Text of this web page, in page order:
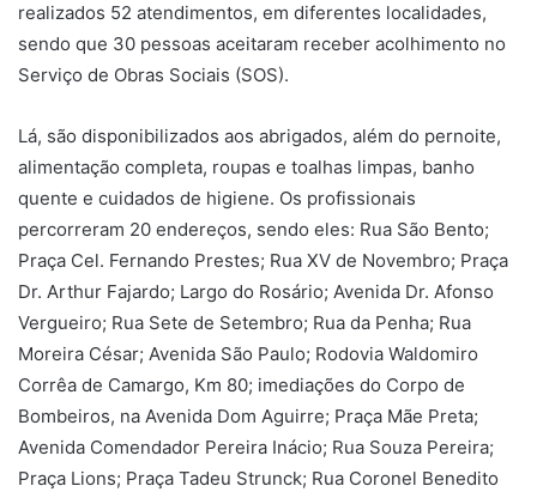
realizados 52 atendimentos, em diferentes localidades,
sendo que 30 pessoas aceitaram receber acolhimento no
Serviço de Obras Sociais (SOS).
Lá, são disponibilizados aos abrigados, além do pernoite,
alimentação completa, roupas e toalhas limpas, banho
quente e cuidados de higiene. Os profissionais
percorreram 20 endereços, sendo eles: Rua São Bento;
Praça Cel. Fernando Prestes; Rua XV de Novembro; Praça
Dr. Arthur Fajardo; Largo do Rosário; Avenida Dr. Afonso
Vergueiro; Rua Sete de Setembro; Rua da Penha; Rua
Moreira César; Avenida São Paulo; Rodovia Waldomiro
Corrêa de Camargo, Km 80; imediações do Corpo de
Bombeiros, na Avenida Dom Aguirre; Praça Mãe Preta;
Avenida Comendador Pereira Inácio; Rua Souza Pereira;
Praça Lions; Praça Tadeu Strunck; Rua Coronel Benedito